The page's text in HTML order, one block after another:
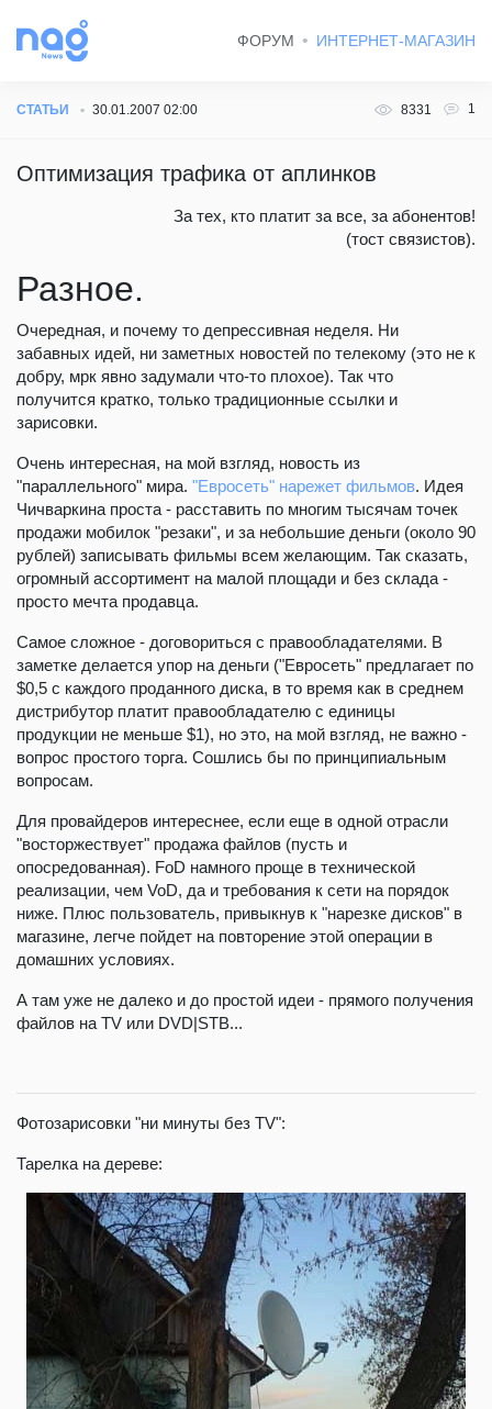
ФОРУМ ИНТЕРНЕТ-МАГАЗИН
СТАТЬИ 30.01.2007 02:00 8331 1
Оптимизация трафика от аплинков
За тех, кто платит за все, за абонентов!
(тост связистов).
Разное.
Очередная, и почему то депрессивная неделя. Ни
забавных идей, ни заметных новостей по телекому (это не к
добру, мрк явно задумали что-то плохое). Так что
получится кратко, только традиционные ссылки и
зарисовки.
Очень интересная, на мой взгляд, новость из
"параллельного" мира. "Евросеть" нарежет фильмов. Идея
Чичваркина проста - расставить по многим тысячам точек
продажи мобилок "резаки", и за небольшие деньги (около 90
рублей) записывать фильмы всем желающим. Так сказать,
огромный ассортимент на малой площади и без склада -
просто мечта продавца.
Самое сложное - договориться с правообладателями. В
заметке делается упор на деньги ("Евросеть" предлагает по
$0,5 с каждого проданного диска, в то время как в среднем
дистрибутор платит правообладателю с единицы
продукции не меньше $1), но это, на мой взгляд, не важно -
вопрос простого торга. Сошлись бы по принципиальным
вопросам.
Для провайдеров интереснее, если еще в одной отрасли
"восторжествует" продажа файлов (пусть и
опосредованная). FoD намного проще в технической
реализации, чем VoD, да и требования к сети на порядок
ниже. Плюс пользователь, привыкнув к "нарезке дисков" в
магазине, легче пойдет на повторение этой операции в
домашних условиях.
А там уже не далеко и до простой идеи - прямого получения
файлов на TV или DVD|STB...
Фотозарисовки "ни минуты без TV":
Тарелка на дереве: